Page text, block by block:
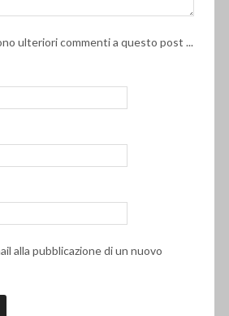
ulteriori commenti a questo post ...
alla pubblicazione di un nuovo